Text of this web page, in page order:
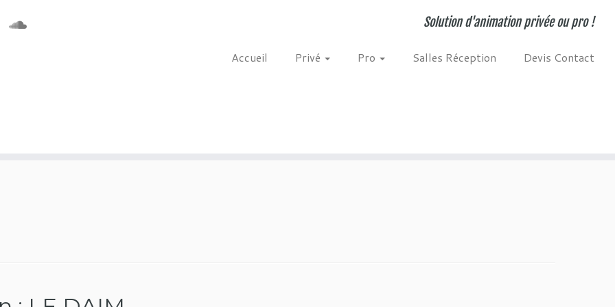
Solution d'animation privée ou pro !
Accueil Privé Pro Salles Réception Devis Contact